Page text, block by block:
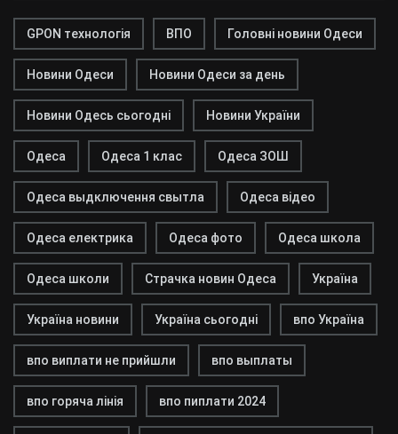
GPON технологія ВПО Головні новини Одеси
Новини Одеси Новини Одеси за день
Новини Одесь сьогодні Новини України
Одеса Одеса 1 клас Одеса ЗОШ
Одеса выдключення свытла Одеса відео
Одеса електрика Одеса фото Одеса школа
Одеса школи Страчка новин Одеса Україна
Україна новини Україна сьогодні впо Україна
впо виплати не прийшли впо выплаты
впо горяча лінія впо пиплати 2024